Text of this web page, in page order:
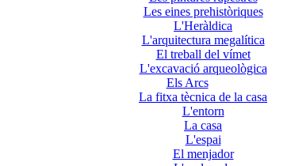
Les eines prehistòriques
L'Heràldica
L'arquitectura megalítica
El treball del vímet
L'excavació arqueològica
Els Arcs
La fitxa tècnica de la casa
L'entorn
La casa
L'espai
El menjador